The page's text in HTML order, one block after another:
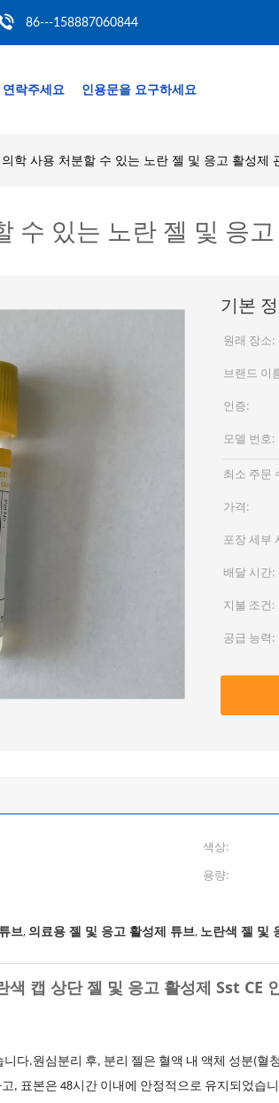
86---158887060844
연락주세요 인용문을 요구하세요
학 사용 처분할 수 있는 노란 젤 및 응고 활성제
수 있는 노란 젤 및 응
기본
원래 장소:
브랜드 이
인증:
모델 번호:
최소 주문
가격:
포장 세부
배달 시간:
지불 조건:
공급 능력:
색상:
용량:
브, 의료용 젤 및 응고 활성제 튜브, 노란색 젤 및
색 캡 상단 젤 및 응고 활성제 Sst CE
니다.원심분리 후, 분리 젤은 혈액 내 액체 성분(혈
, 표본은 48시간 이내에 안정적으로 유지되었습